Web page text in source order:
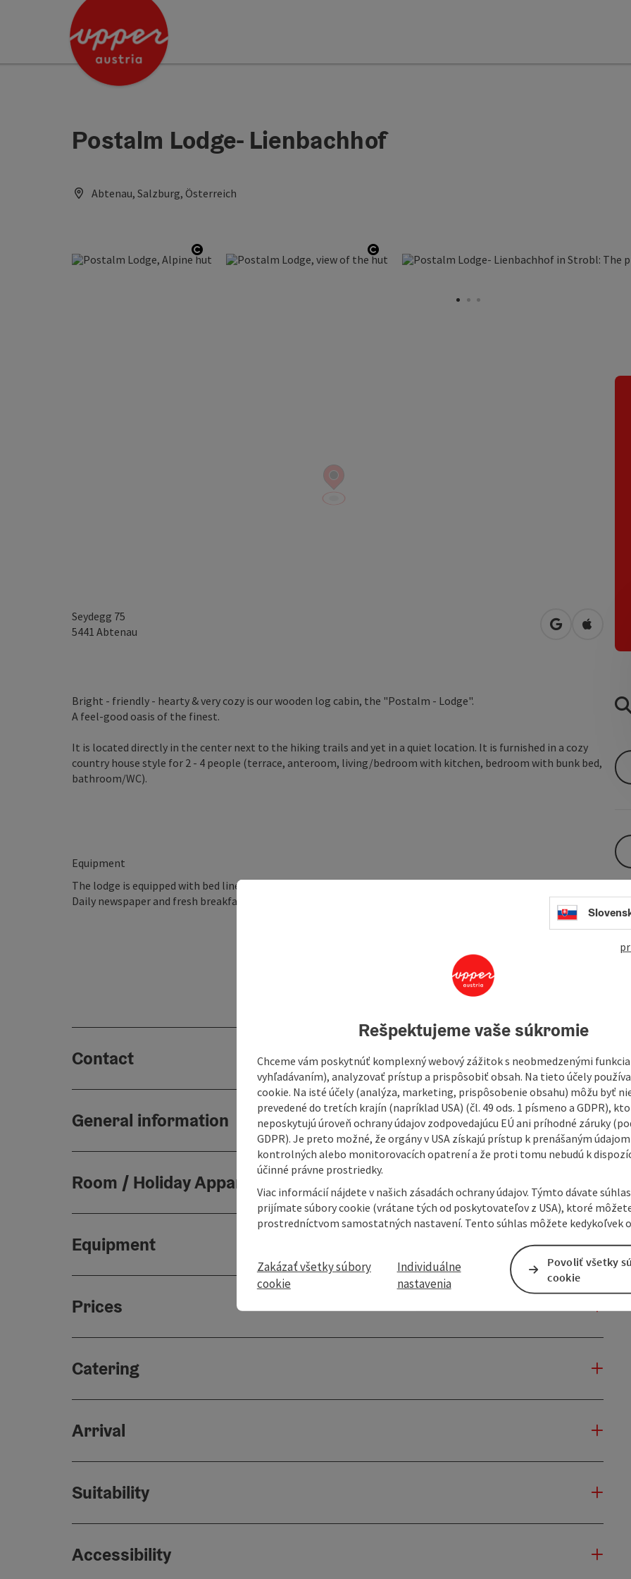
Accesskey
Accesskey
Postalm Lodge- Lienbachhof
Abtenau, Salzburg, Österreich
Open copyright Open copyright
Seydegg 75
5441 Abtenau open inOpen in
Bright - friendly - hearty & very cozy is our wooden log cabin, the "Postalm - Lodge".
A feel-good oasis of the finest.
It is located directly in the center next to the hiking trails and yet in a quiet location. It is furnished in a cozy
country house style for 2 - 4 people (terrace, anteroom, living/bedroom with kitchen, bedroom with bunk bed,
bathroom/WC).
Equipment
The lodge is equipped with bed linen, towels, shower, hairdryer, flat screen TV and wifi.
Daily newspaper and fresh breakfast pastries daily on request.
Contact
General information
Room / Holiday Appartement
Equipment
Prices
Catering
Arrival
Suitability
Accessibility
Rešpektujeme vaše súkromie
Chceme vám poskytnúť komplexný webový zážitok s neobmedzenými
vyhľadávaním), analyzovať prístup a prispôsobiť obsah. Na tieto účely
cookie. Na isté účely (analýza, marketing, prispôsobenie obsahu) môžu byť
prevedené do tretích krajín (napríklad USA) (čl. 49 ods. 1 písmeno a GDPR),
neposkytujú úroveň ochrany údajov zodpovedajúcu EÚ ani príhodné záruky
GDPR). Je preto možné, že orgány v USA získajú prístup k prenášaným
kontrolných alebo monitorovacích opatrení a že proti tomu nebudú k
účinné právne prostriedky.
Viac informácií nájdete v našich zásadách ochrany údajov. Týmto dávate
prijímate súbory cookie (vrátane tých od poskytovateľov z USA), ktoré
prostredníctvom samostatných nastavení. Tento súhlas môžete kedykoľvek
Zakázať všetky súbory
cookie
Individuálne
nastavenia
Povoliť všetky
cookie